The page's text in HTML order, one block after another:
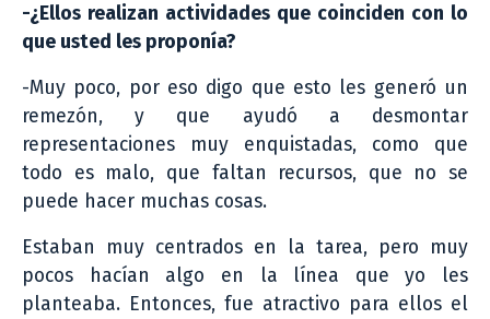
-¿Ellos realizan actividades que coinciden con lo
que usted les proponía?
-Muy poco, por eso digo que esto les generó un
remezón, y que ayudó a desmontar
representaciones muy enquistadas, como que
todo es malo, que faltan recursos, que no se
puede hacer muchas cosas.
Estaban muy centrados en la tarea, pero muy
pocos hacían algo en la línea que yo les
planteaba. Entonces, fue atractivo para ellos el